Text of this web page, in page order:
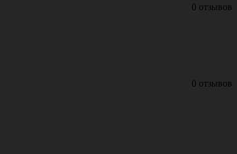
0 отзывов
0 отзывов